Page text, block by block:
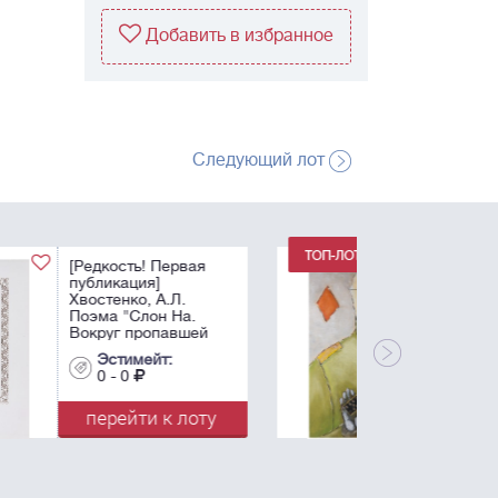
Добавить в избранное
Следующий лот
Немухин, В.Н.
1986. Бумага, масло,
белила. - 83х56 см.
перейти к лоту